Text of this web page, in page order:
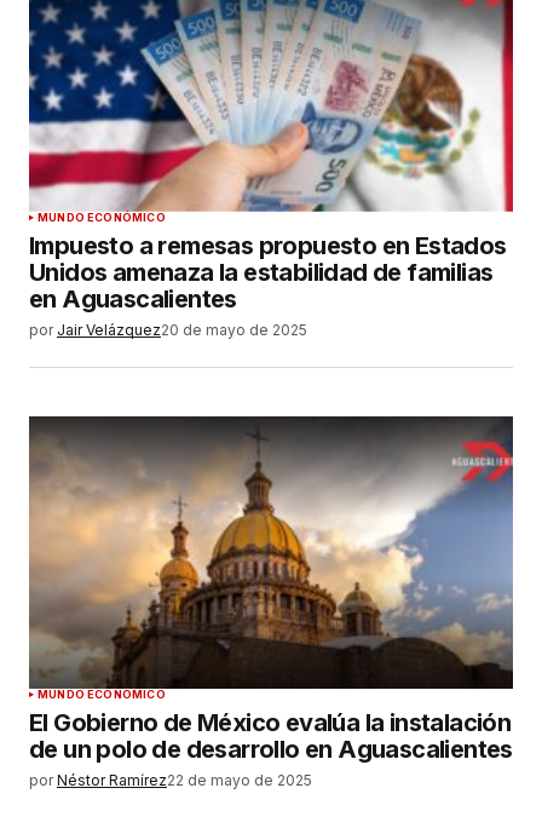
MUNDO ECONÓMICO
Impuesto a remesas propuesto en Estados
Unidos amenaza la estabilidad de familias
en Aguascalientes
por Jair Velázquez20 de mayo de 2025
MUNDO ECONÓMICO
El Gobierno de México evalúa la instalación
de un polo de desarrollo en Aguascalientes
por Néstor Ramírez22 de mayo de 2025